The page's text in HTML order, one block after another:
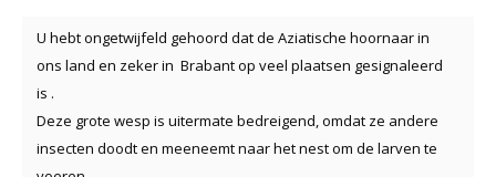
U hebt ongetwijfeld gehoord dat de Aziatische hoornaar in
ons land en zeker in Brabant op veel plaatsen gesignaleerd
is .
Deze grote wesp is uitermate bedreigend, omdat ze andere
insecten doodt en meeneemt naar het nest om de larven te